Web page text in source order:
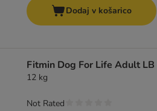
Dodaj v košarico
Fitmin Dog For Life Adult LB
12 kg
Not Rated